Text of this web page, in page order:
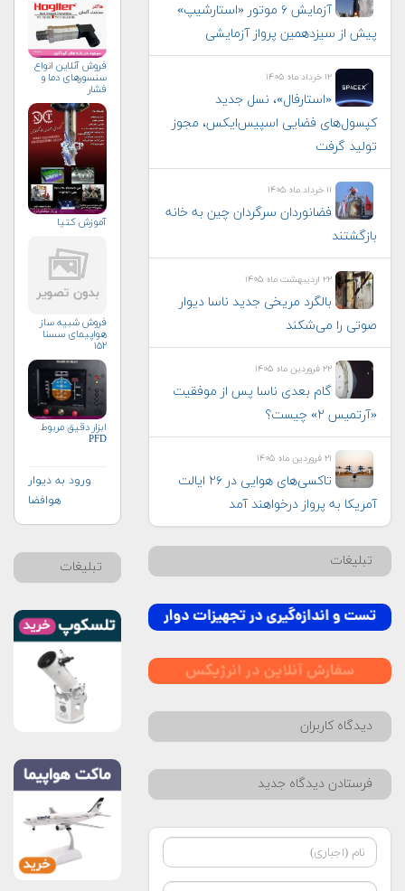
آزمایش ۶ موتور «استارشیپ»
پیش از سیزدهمین پرواز آزمایشی
۱۲ خرداد ماه ۱۴۰۵
«استارفال»، نسل جدید
کپسول‌های فضایی اسپیس‌ایکس، مجوز
تولید گرفت
۱۱ خرداد ماه ۱۴۰۵
فضانوردان سرگردان چین به خانه
بازگشتند
۲۲ اردیبهشت ماه ۱۴۰۵
بالگرد مریخی جدید ناسا دیوار
صوتی را می‌شکند
۲۲ فروردین ماه ۱۴۰۵
گام بعدی ناسا پس از موفقیت
«آرتمیس ۲» چیست؟
۲۱ فروردین ماه ۱۴۰۵
تاکسی‌های هوایی در ۲۶ ایالت
آمریکا به پرواز درخواهند آمد
تبلیغات
دیدگاه کاربران
فرستادن دیدگاه جدید
فروش آنلاین انواع
سنسورهای دما و
فشار
آموزش کتیا
فروش شبیه ساز
هواپیمای سسنا
۱۵۲
ابزار دقیق مربوط
PFD
ورود به دیوار
هوافضا
تبلیغات